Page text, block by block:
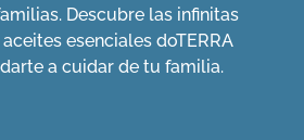
Descubre las infinitas
esenciales doTERRA
a cuidar de tu familia.